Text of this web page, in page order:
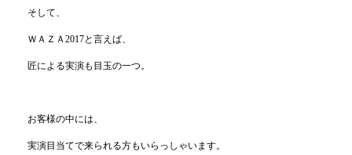
そして、
ＷＡＺＡ2017と言えば、
匠による実演も目玉の一つ。
お客様の中には、
実演目当てで来られる方もいらっしゃいます。